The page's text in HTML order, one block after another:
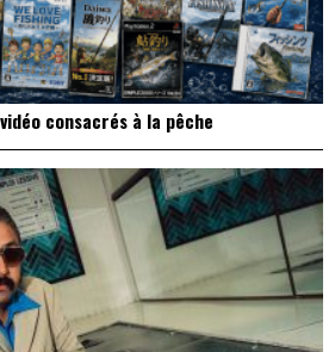
consacrés à la pêche